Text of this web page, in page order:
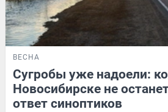
ВЕСНА
Сугробы уже надоели:
Новосибирске не
ответ синоптиков